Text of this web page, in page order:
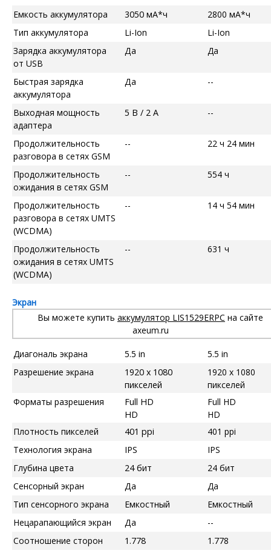
Емкость аккумулятора
3050 мА*ч
2800 мА*ч
Тип аккумулятора
Li-Ion
Li-Ion
Зарядка аккумулятора
от USB
Да Да
Быстрая зарядка
аккумулятора
Да --
Выходная мощность
адаптера
5 В / 2 А --
Продолжительность
разговора в сетях GSM
-- 22 ч 24 мин
Продолжительность
ожидания в сетях GSM
-- 554 ч
Продолжительность
разговора в сетях UMTS
(WCDMA)
-- 14 ч 54 мин
Продолжительность
ожидания в сетях UMTS
(WCDMA)
-- 631 ч
Экран
Вы можете купить аккумулятор LIS1529ERPC на сайте
axeum.ru
Диагональ экрана 5.5 in
5.5 in
Разрешение экрана
1920 x 1080
пикселей
1920 x 1080
пикселей
Форматы разрешения
Full HD
HD
Full HD
HD
Плотность пикселей
401 ppi
401 ppi
Технология экрана
IPS
IPS
Глубина цвета
24 бит
24 бит
Сенсорный экран
Да
Да
Тип сенсорного экрана
Емкостный
Емкостный
Нецарапающийся экран
Да
--
Соотношение сторон
1.778
1.778